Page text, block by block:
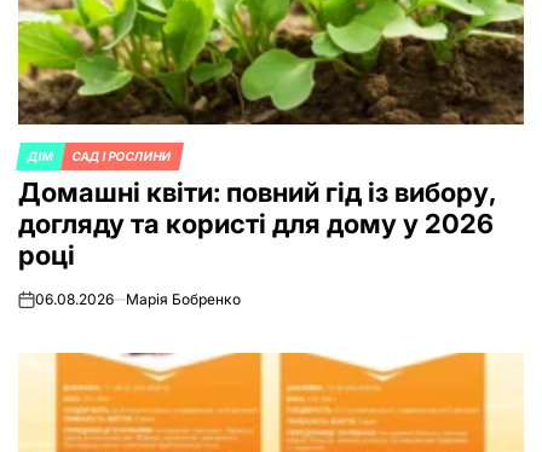
POSTED
IN
ДІМ САД І РОСЛИНИ
Домашні квіти: повний гід із вибору,
догляду та користі для дому у 2026
році
on06.08.2026 Марія Бобренко